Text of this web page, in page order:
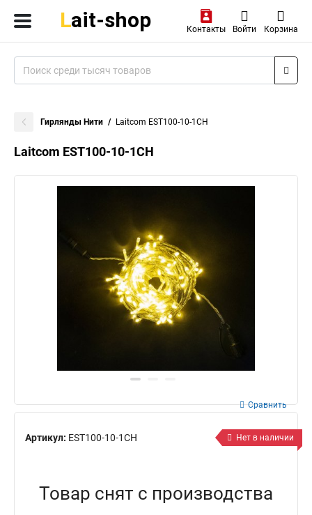
Контакты Войти Корзина
Гирлянды Нити Laitcom EST100-10-1CH
Laitcom EST100-10-1CH
Артикул: EST100-10-1CH
Сравнить
Нет в наличии
Товар снят с производства